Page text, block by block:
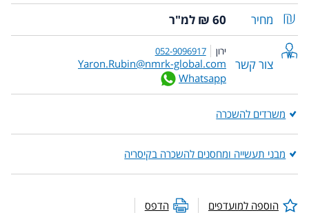
מחיר
60 ₪ למ"ר
צור קשר
ירון 052-9096917
Yaron.Rubin@nmrk-global.com
Whatsapp
משרדים להשכרה
מבני תעשייה ומחסנים להשכרה בקיסריה
הוספה למועדפים הדפס